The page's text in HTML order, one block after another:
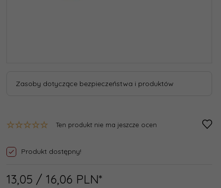
Zasoby dotyczące bezpieczeństwa i produktów
Ten produkt nie ma jeszcze ocen
Produkt dostępny!
13,05 / 16,06 PLN*